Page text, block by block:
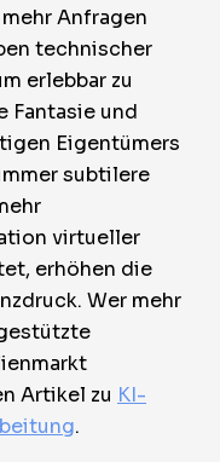
Anfragen
technischer
erlebbar zu
Fantasie und
Eigentümers
subtilere
virtueller
erhöhen die
Wer mehr
Artikel zu KI-
.